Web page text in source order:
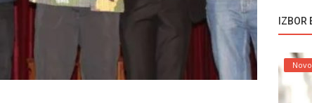
IZBOR